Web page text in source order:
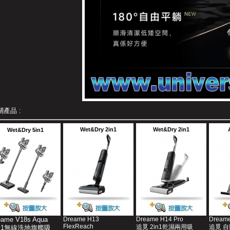
產品 :
Wet&Dry 5in1
V18s Aqua
無線洗地旗艦吸
Wet&Dry 2in1
Dreame H13
FlexReach
Wet&Dry 2in1
Dreame H14 Pro
追覓 2in1乾濕兩用吸
追覓